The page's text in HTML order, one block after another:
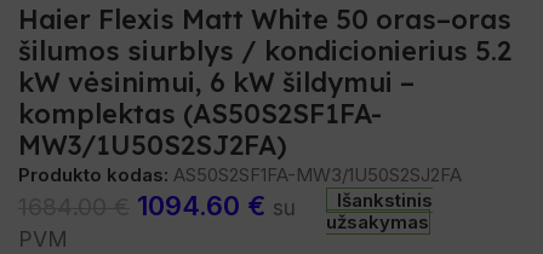
Haier Flexis Matt White 50 oras–oras
šilumos siurblys / kondicionierius 5.2
kW vėsinimui, 6 kW šildymui –
komplektas (AS50S2SF1FA-
MW3/1U50S2SJ2FA)
Produkto kodas: AS50S2SF1FA-MW3/1U50S2SJ2FA
1094.60 € su
PVM
Išankstinis
užsakymas